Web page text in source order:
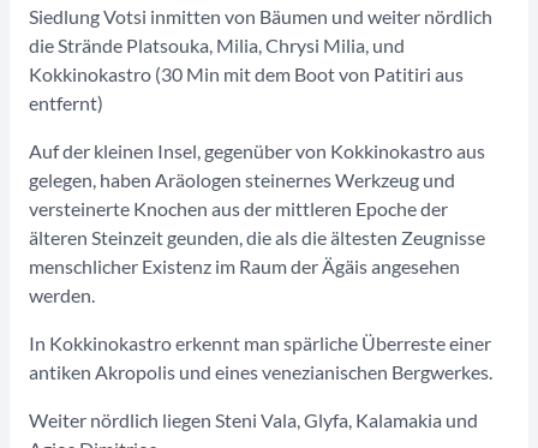
Siedlung Votsi inmitten von Bäumen und weiter nördlich
die Strände Platsouka, Milia, Chrysi Milia, und
Kokkinokastro (30 Min mit dem Boot von Patitiri aus
entfernt)
Auf der kleinen Insel, gegenüber von Kokkinokastro aus
gelegen, haben Aräologen steinernes Werkzeug und
versteinerte Knochen aus der mittleren Epoche der
älteren Steinzeit geunden, die als die ältesten Zeugnisse
menschlicher Existenz im Raum der Ägäis angesehen
werden.
In Kokkinokastro erkennt man spärliche Überreste einer
antiken Akropolis und eines venezianischen Bergwerkes.
Weiter nördlich liegen Steni Vala, Glyfa, Kalamakia und